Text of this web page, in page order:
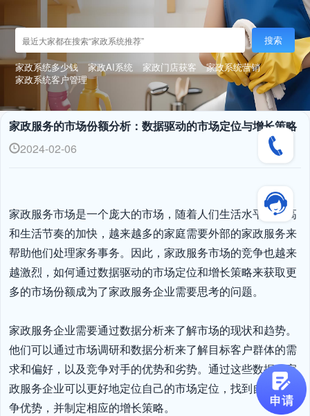
搜索
家政系统多少钱 家政AI系统 家政门店获客
家政系统营销
家政系统客户管理
家政服务的市场份额分析：数据驱动的市场定位与增长策略
2024-02-06
家政服务市场是一个庞大的市场，随着人们生活水平的提高
和生活节奏的加快，越来越多的家庭需要外部的家政服务来
帮助他们处理家务事务。因此，家政服务市场的竞争也越来
越激烈，如何通过数据驱动的市场定位和增长策略来获取更
多的市场份额成为了家政服务企业需要思考的问题。
家政服务企业需要通过数据分析来了解市场的现状和趋势。
他们可以通过市场调研和数据分析来了解目标客户群体的需
求和偏好，以及竞争对手的优势和劣势。通过这些数据，家
政服务企业可以更好地定位自己的市场定位，找到自己的竞
争优势，并制定相应的增长策略。